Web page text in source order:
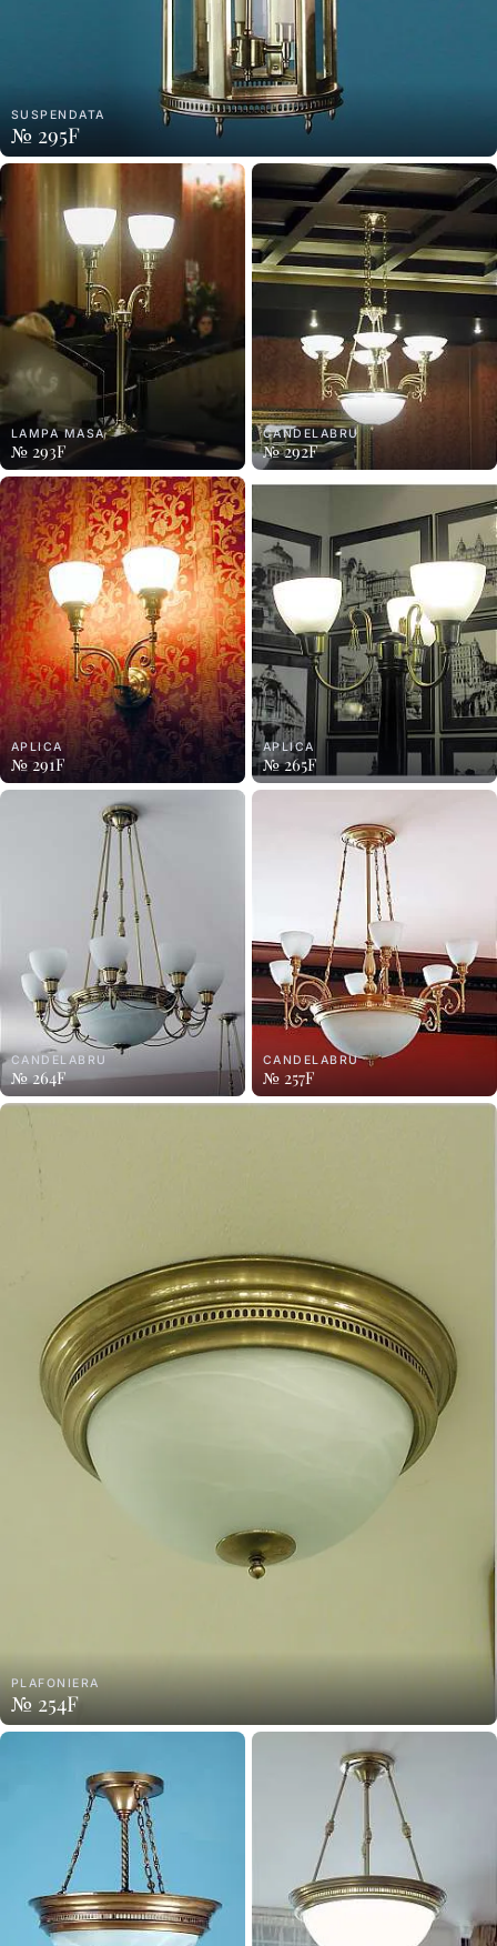
SUSPENDATA
№ 295F
LAMPA MASA
№ 293F
CANDELABRU
№ 292F
APLICA
№ 291F
APLICA
№ 265F
CANDELABRU
№ 264F
CANDELABRU
№ 257F
PLAFONIERA
№ 254F